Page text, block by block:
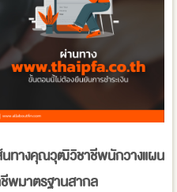
นทางคุณวุฒิวิชาชีพนักวางแผน
พมาตรฐานสากล